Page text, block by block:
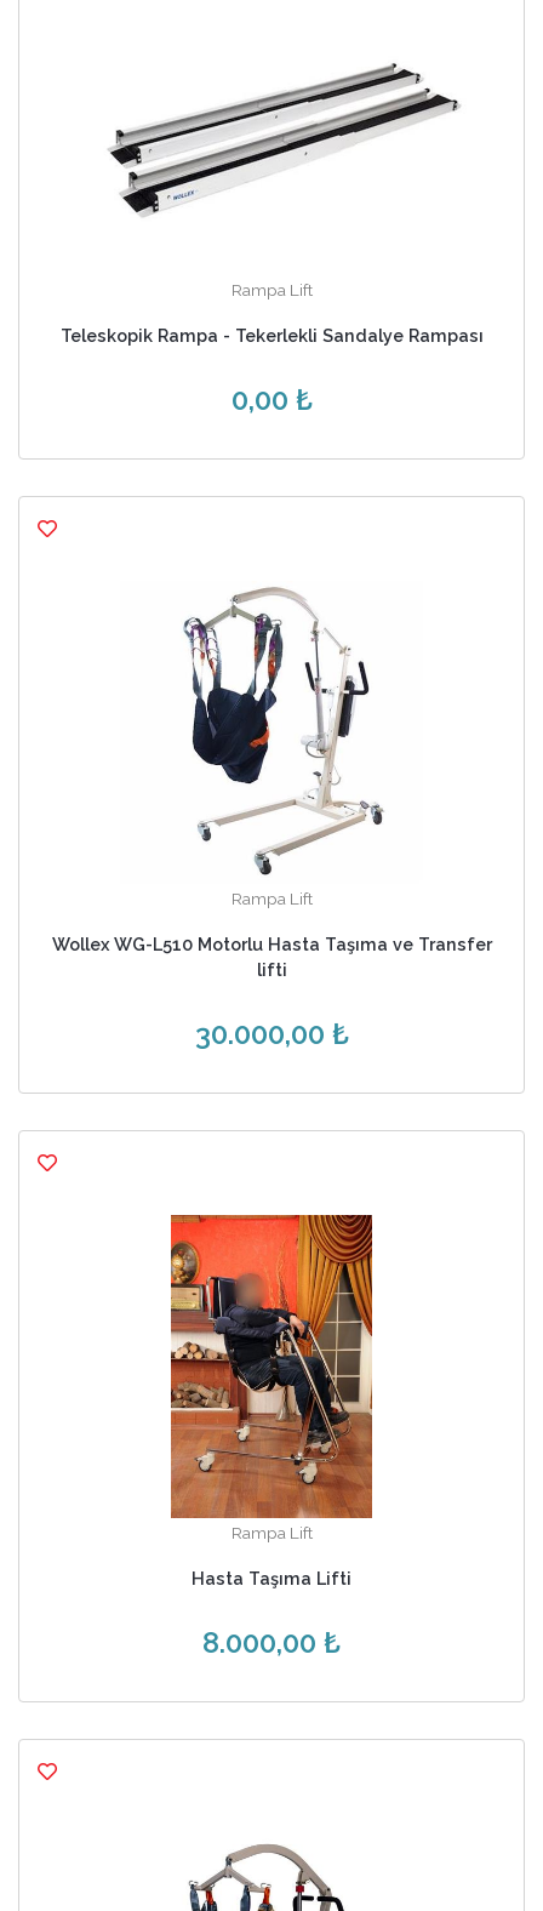
Rampa Lift
Teleskopik Rampa - Tekerlekli Sandalye Rampası
0,00 ₺
Rampa Lift
Wollex WG-L510 Motorlu Hasta Taşıma ve Transfer
lifti
30.000,00 ₺
Rampa Lift
Hasta Taşıma Lifti
8.000,00 ₺